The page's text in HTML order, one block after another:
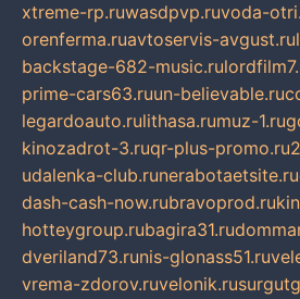
xtreme-rp.ruwasdpvp.ruvoda-
orenferma.ruavtoservis-avgust.ru
backstage-682-music.ru
prime-cars63.ruun-believable.ru
legardoauto.rulithasa.rumuz-1.ru
kinozadrot-3.ruqr-plus-promo.ru
udalenka-club.runerabotaetsite.ru
dash-cash-now.rubravoprod.ru
hotteygroup.rubagira31.ru
dveriland73.runis-glonass51.ru
vrema-zdorov.ruvelonik.ru